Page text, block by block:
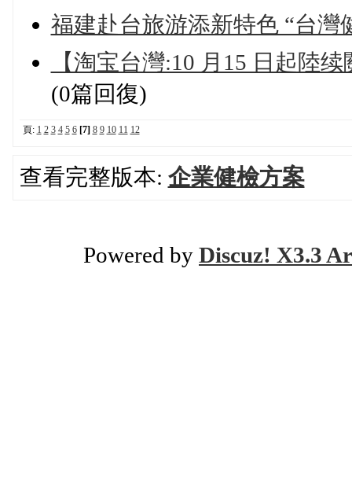
福建赴台旅游添新特色 “台灣
【淘宝台灣:10 月15 日起陸
(0篇回復)
頁: 1 2 3 4 5 6 [7] 8 9 10 11 12
查看完整版本: 企業健檢方案
Powered by Discuz! X3.3